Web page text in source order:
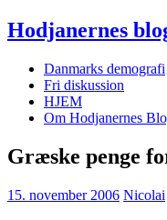
Hodjanernes
Danmarks demografi
Fri diskussion
HJEM
Om Hodjanernes
Græske penge
15. november 2006 Nicolai